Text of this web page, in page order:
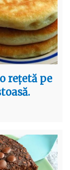
rețetă pe